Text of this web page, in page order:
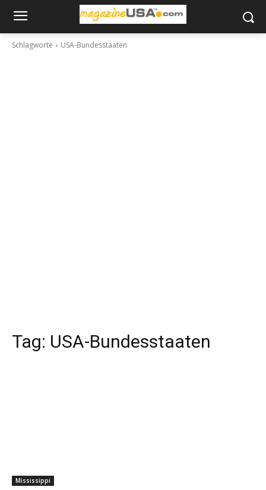
Schlagworte USA-Bundesstaaten
Tag: USA-Bundesstaaten
Mississippi